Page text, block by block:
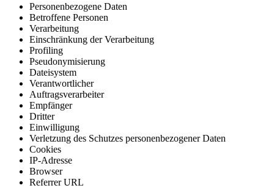
Personenbezogene Daten
Betroffene Personen
Verarbeitung
Einschränkung der Verarbeitung
Profiling
Pseudonymisierung
Dateisystem
Verantwortlicher
Auftragsverarbeiter
Empfänger
Dritter
Einwilligung
Verletzung des Schutzes personenbezogener Daten
Cookies
IP-Adresse
Browser
Referrer URL